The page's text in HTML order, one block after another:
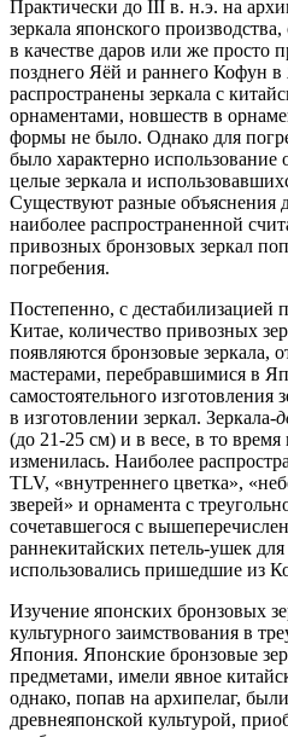
Практически до III в. н.э. на
зеркала японского
в качестве даров или же просто
позднего Яёй и раннего Кофун
распространены зеркала с
орнаментами, новшеств в
формы не было. Однако для
было характерно использование
целые зеркала и
Существуют разные объяснения
наиболее распространенной
привозных бронзовых зеркал
погребения.
Постепенно, с дестабилизацией
Китае, количество привозных
появляются бронзовые зеркала,
мастерами, перебравшимися в
самостоятельного изготовления
в изготовлении зеркал. Зеркала-
(до 21-25 см) и в весе, в то
изменилась. Наиболее
TLV, «внутреннего цветка»,
зверей» и орнамента с
сочетавшегося с
раннекитайских петель-ушек
использовались пришедшие из
Изучение японских бронзовых
культурного заимствования в
Япония. Японские бронзовые
предметами, имели явное
однако, попав на архипелаг,
древнеяпонской культурой,